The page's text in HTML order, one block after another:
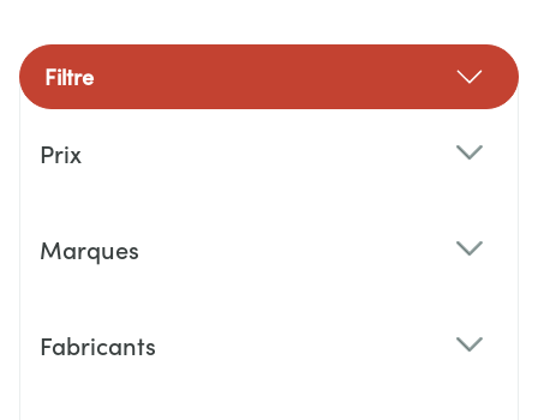
Filtre
Prix
Marques
Fabricants